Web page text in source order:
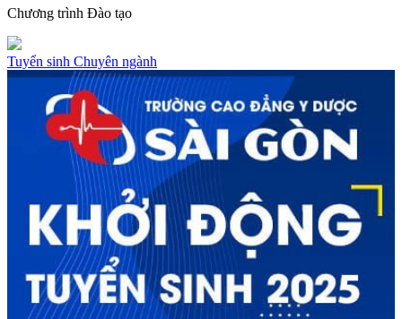
Chương trình Đào tạo
Tuyển sinh Chuyên ngành